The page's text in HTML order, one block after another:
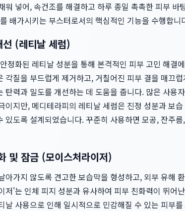
워 넣어, 속건조를 해결하고 하루 종일 촉촉한 피부 바
배가시키는 부스터로서의 핵심적인 기능을 수행합니
(레티날 세럼)
정화된 레티날 성분을 통해 본격적인 피부 고민 해결
각질을 부드럽게 제거하고, 거칠어진 피부 결을 매끄
탄력과 밀도를 개선하는 데 도움을 줍니다. 많은 사용
이지만, 메디테라피의 레티날 세럼은 진정 성분과 보
도록 설계되었습니다. 꾸준히 사용하면 모공, 잔주
및 잠금 (모이스처라이저)
아가지 않도록 견고한 보습막을 형성하고, 외부 유해
'는 인체 피지 성분과 유사하여 피부 친화력이 뛰어
날 사용으로 인해 일시적으로 민감해질 수 있는 피부